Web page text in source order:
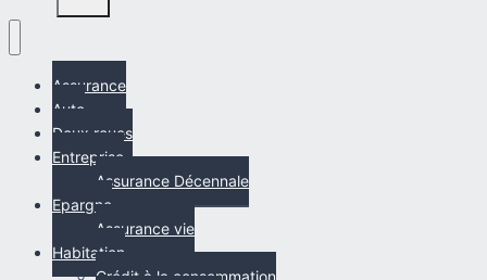
Assurance
Auto
Deux roues
Entreprise
Assurance Décennale
Epargne
Assurance vie
Habitation
Crédit à la consommation